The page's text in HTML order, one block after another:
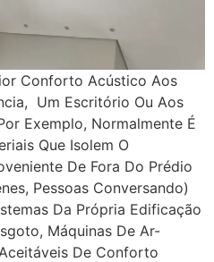
Conforto Acústico Aos
Um Escritório Ou Aos
Exemplo, Normalmente É
Que Isolem O
De Fora Do Prédio
Pessoas Conversando)
Da Própria Edificação
Máquinas De Ar-
De Conforto